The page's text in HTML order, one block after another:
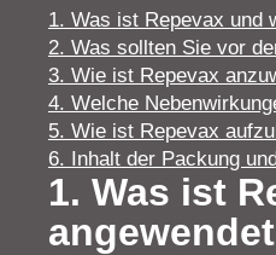
1. Was ist Repevax und
2. Was sollten Sie vor
3. Wie ist Repevax
4. Welche
5. Wie ist Repevax
6. Inhalt der Packung
1. Was ist